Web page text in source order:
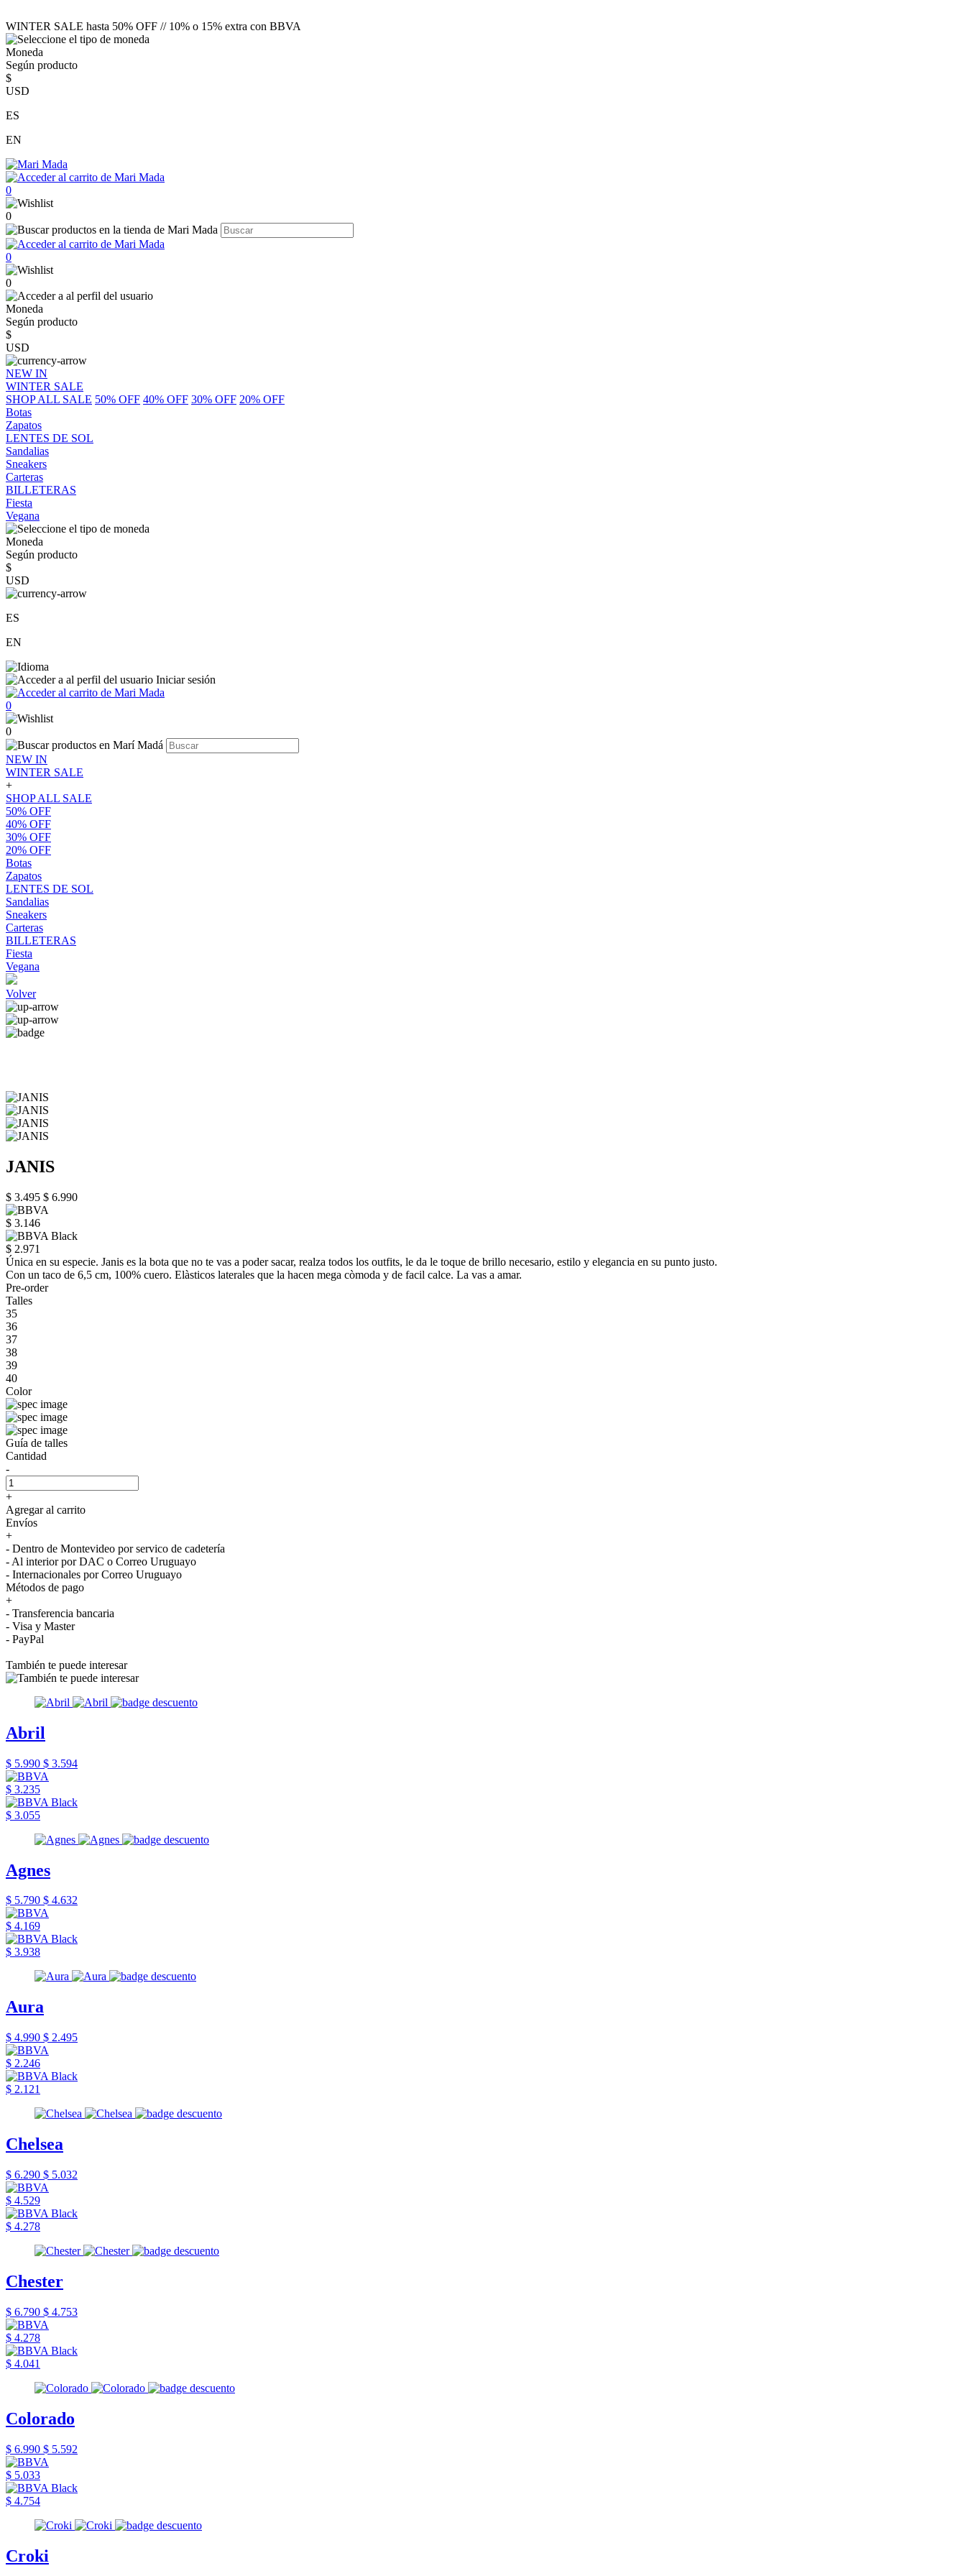
WINTER SALE hasta 50% OFF // 10% o 15% extra con BBVA
Moneda
Según producto
$
USD
ES
EN
0
0
0
0
Moneda
Según producto
$
USD
NEW IN
WINTER SALE
SHOP ALL SALE 50% OFF 40% OFF 30% OFF 20% OFF
Botas
Zapatos
LENTES DE SOL
Sandalias
Sneakers
Carteras
BILLETERAS
Fiesta
Vegana
Moneda
Según producto
$
USD
ES
EN
Iniciar sesión
0
0
NEW IN
WINTER SALE
+
SHOP ALL SALE
50% OFF
40% OFF
30% OFF
20% OFF
Botas
Zapatos
LENTES DE SOL
Sandalias
Sneakers
Carteras
BILLETERAS
Fiesta
Vegana
Volver
JANIS
$ 3.495 $ 6.990
$ 3.146
$ 2.971
Única en su especie. Janis es la bota que no te vas a poder sacar, realza todos los outfits, le da le toque de brillo necesario, estilo y elegancia en su punto justo.
Con un taco de 6,5 cm, 100% cuero. Elàsticos laterales que la hacen mega còmoda y de facil calce. La vas a amar.
Pre-order
Talles
35
36
37
38
39
40
Color
Guía de talles
Cantidad
-
+
Agregar al carrito
Envíos
+
- Dentro de Montevideo por servico de cadetería
- Al interior por DAC o Correo Uruguayo
- Internacionales por Correo Uruguayo
Métodos de pago
+
- Transferencia bancaria
- Visa y Master
- PayPal
También te puede interesar
Abril
$ 5.990 $ 3.594
$ 3.235
$ 3.055
Agnes
$ 5.790 $ 4.632
$ 4.169
$ 3.938
Aura
$ 4.990 $ 2.495
$ 2.246
$ 2.121
Chelsea
$ 6.290 $ 5.032
$ 4.529
$ 4.278
Chester
$ 6.790 $ 4.753
$ 4.278
$ 4.041
Colorado
$ 6.990 $ 5.592
$ 5.033
$ 4.754
Croki